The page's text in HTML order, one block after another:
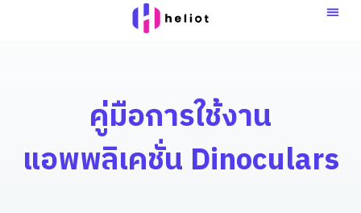
คู่มือการใช้งาน
แอพพลิเคชั่น Dinoculars